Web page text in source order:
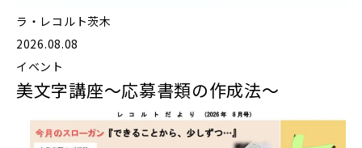
ラ・レコルト茨木
2026.08.08
イベント
美文字講座〜応募書類の作成法〜